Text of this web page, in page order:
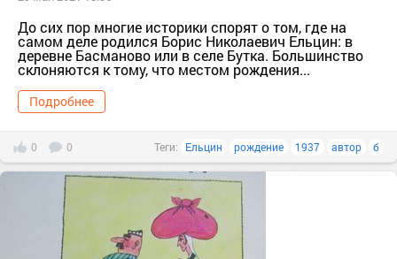
До сих пор многие историки спорят о том, где на
самом деле родился Борис Николаевич Ельцин: в
деревне Басманово или в селе Бутка. Большинство
склоняются к тому, что местом рождения...
Подробнее
0 0 Теги: Ельцин рождение 1937 автор б